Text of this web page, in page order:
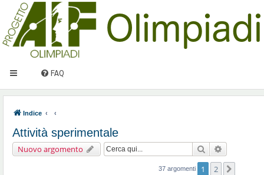
FAQ
Indice
Attività sperimentale
Nuovo argomento Cerca
37 argomenti 1 2